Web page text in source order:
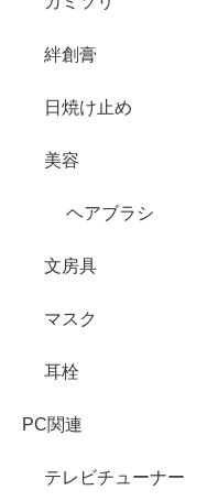
絆創膏
日焼け止め
美容
ヘアブラシ
文房具
マスク
耳栓
PC関連
テレビチューナー